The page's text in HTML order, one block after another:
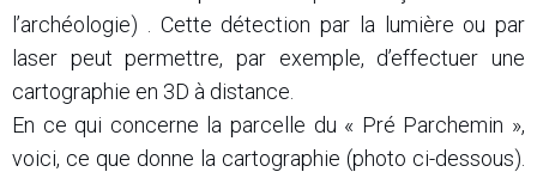
l’archéologie) . Cette détection par la lumière ou par
laser peut permettre, par exemple, d’effectuer une
cartographie en 3D à distance.
En ce qui concerne la parcelle du « Pré Parchemin »,
voici, ce que donne la cartographie (photo ci-dessous).